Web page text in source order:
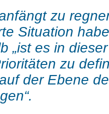
zu
Situation
„ist es in
zu
der Ebene